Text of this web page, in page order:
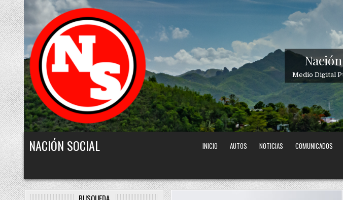
Skip to content
Medio Digital
NACIÓN SOCIAL INICIO AUTOS NOTICIAS COMUNICADOS